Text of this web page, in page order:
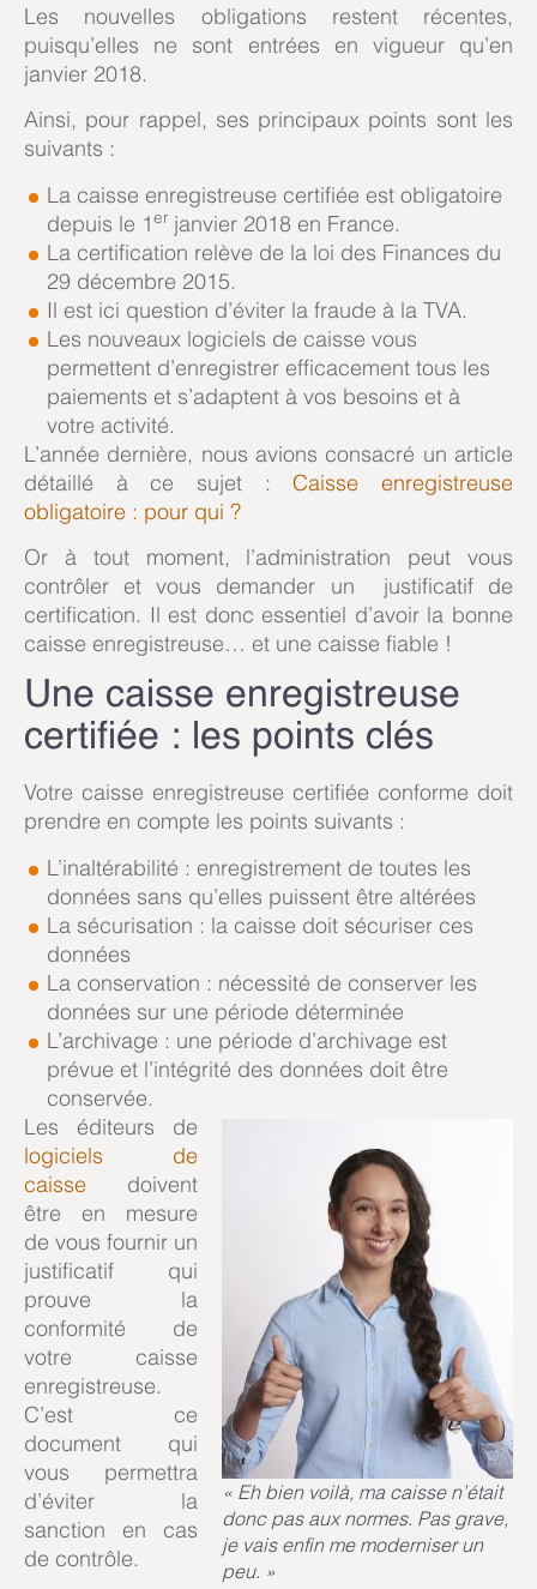
Les nouvelles obligations restent récentes,
puisqu’elles ne sont entrées en vigueur qu’en
janvier 2018.
Ainsi, pour rappel, ses principaux points sont les
suivants :
La caisse enregistreuse certifiée est obligatoire
depuis le 1er janvier 2018 en France.
La certification relève de la loi des Finances du
29 décembre 2015.
Il est ici question d’éviter la fraude à la TVA.
Les nouveaux logiciels de caisse vous
permettent d’enregistrer efficacement tous les
paiements et s’adaptent à vos besoins et à
votre activité.
L’année dernière, nous avions consacré un article
détaillé à ce sujet :Caisse enregistreuse
obligatoire : pour qui ?
Or à tout moment, l’administration peut vous
contrôler et vous demander un justificatif de
certification. Il est donc essentiel d’avoir la bonne
caisse enregistreuse… et une caisse fiable !
Une caisse enregistreuse
certifiée : les points clés
Votre caisse enregistreuse certifiée conforme doit
prendre en compte les points suivants :
L’inaltérabilité : enregistrement de toutes les
données sans qu’elles puissent être altérées
La sécurisation : la caisse doit sécuriser ces
données
La conservation : nécessité de conserver les
données sur une période déterminée
L’archivage : une période d’archivage est
prévue et l’intégrité des données doit être
conservée.
« Eh bien voilà, ma caisse n’était
donc pas aux normes. Pas grave,
je vais enfin me moderniser un
peu. »
Les éditeurs de
logiciels de
caisse doivent
être en mesure
de vous fournir un
justificatif qui
prouve la
conformité de
votre caisse
enregistreuse.
C’est ce
document qui
vous permettra
d’éviter la
sanction en cas
de contrôle.